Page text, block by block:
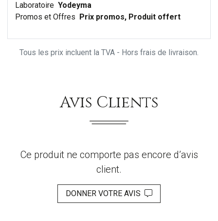
Laboratoire Yodeyma
Promos et Offres
Prix promos, Produit offert
Tous les prix incluent la TVA - Hors frais de livraison.
Avis Clients
Ce produit ne comporte pas encore d’avis
client.
DONNER VOTRE AVIS